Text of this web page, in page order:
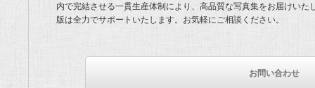
内で完結させる一貫生産体制により、高品質な写真集をお届けい
版は全力でサポートいたします。お気軽にご相談ください。
お問い合わせ